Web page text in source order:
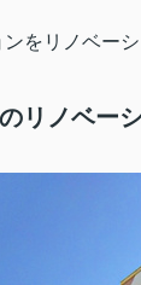
をリノベー
リノベー